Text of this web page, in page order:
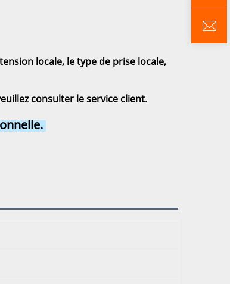
locale, le type de prise locale,
consulter le service client.